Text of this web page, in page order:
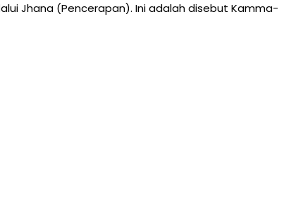
Jhana (Pencerapan). Ini adalah disebut Kamma-